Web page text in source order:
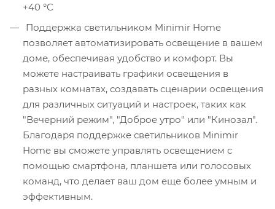
+40 °C
Поддержка светильником Minimir Home
позволяет автоматизировать освещение в вашем
доме, обеспечивая удобство и комфорт. Вы
можете настраивать графики освещения в
разных комнатах, создавать сценарии освещения
для различных ситуаций и настроек, таких как
"Вечерний режим", "Доброе утро" или "Кинозал".
Благодаря поддержке светильников Minimir
Home вы сможете управлять освещением с
помощью смартфона, планшета или голосовых
команд, что делает ваш дом еще более умным и
эффективным.